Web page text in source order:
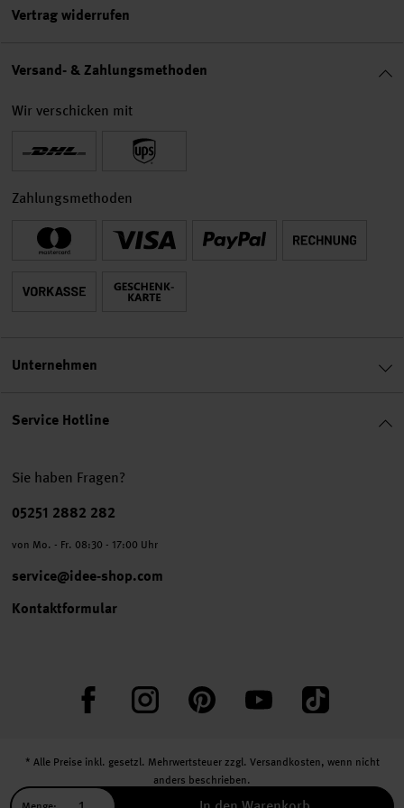
Service Hotline
Sie haben Fragen?
Telefonnummer
05251 2882 282
von Mo. - Fr. 08:30 - 17:00 Uhr
service@idee-shop.com
Kontaktformular
FacebookInstagram PinterestYouTube TikTok
Vertrag widerrufen
Versand- & Zahlungsmethoden
Wir verschicken mit
Zahlungsmethoden
Unternehmen
* Alle Preise inkl. gesetzl. Mehrwertsteuer zzgl. Versandkosten, wenn nicht
anders beschrieben.
** Jede:r Abonnent:in erhält bei erstmaliger Anmeldung für unseren Newsletter